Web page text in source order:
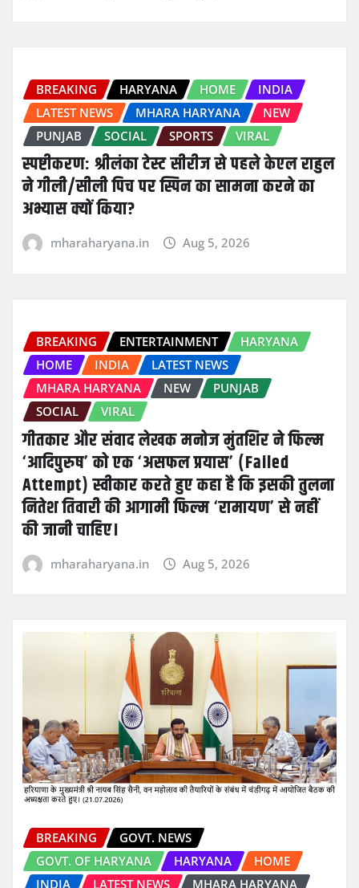
BREAKING HARYANA HOME
INDIA
LATEST NEWS
MHARA HARYANA
NEW
PUNJAB
SOCIAL SPORTS VIRAL
स्पष्टीकरण: श्रीलंका टेस्ट सीरीज से पहले केएल राहुल
ने गीली/सीली पिच पर स्पिन का सामना करने का
अभ्यास क्यों किया?
mharaharyana.in Aug 5, 2026
BREAKING ENTERTAINMENT
HARYANA
HOME
INDIA
LATEST NEWS
MHARA HARYANA
NEW
PUNJAB
SOCIAL
VIRAL
गीतकार और संवाद लेखक मनोज मुंतशिर ने फिल्म
‘आदिपुरुष’ को एक ‘असफल प्रयास’ (Failed
Attempt) स्वीकार करते हुए कहा है कि इसकी तुलना
नितेश तिवारी की आगामी फिल्म ‘रामायण’ से नहीं
की जानी चाहिए।
mharaharyana.in Aug 5, 2026
BREAKING
GOVT. NEWS
GOVT. OF HARYANA
HARYANA
HOME
INDIA
LATEST NEWS MHARA HARYANA